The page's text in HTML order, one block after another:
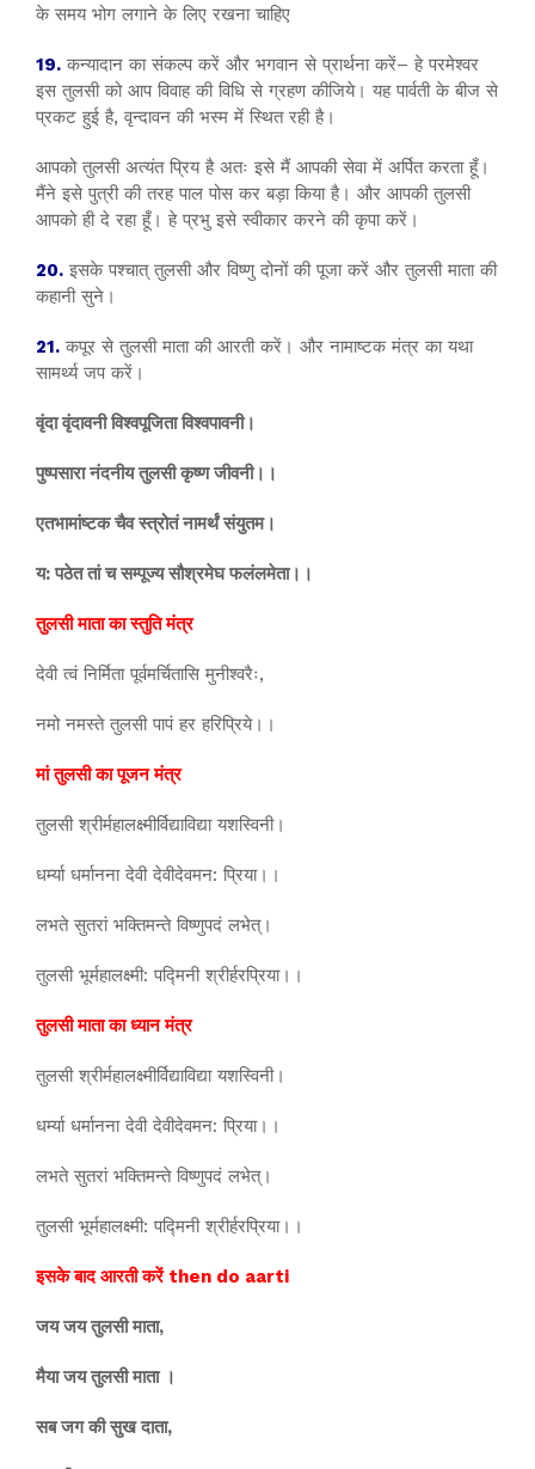
के समय भोग लगाने के लिए रखना चाहिए
19. कन्यादान का संकल्प करें और भगवान से प्रार्थना करें– हे परमेश्वर
इस तुलसी को आप विवाह की विधि से ग्रहण कीजिये। यह पार्वती के बीज से
प्रकट हुई है, वृन्दावन की भस्म में स्थित रही है।
आपको तुलसी अत्यंत प्रिय है अतः इसे मैं आपकी सेवा में अर्पित करता हूँ।
मैंने इसे पुत्री की तरह पाल पोस कर बड़ा किया है। और आपकी तुलसी
आपको ही दे रहा हूँ। हे प्रभु इसे स्वीकार करने की कृपा करें।
20. इसके पश्चात् तुलसी और विष्णु दोनों की पूजा करें और तुलसी माता की
कहानी सुने।
21. कपूर से तुलसी माता की आरती करें। और नामाष्टक मंत्र का यथा
सामर्थ्य जप करें।
वृंदा वृंदावनी विश्वपूजिता विश्वपावनी।
पुष्पसारा नंदनीय तुलसी कृष्ण जीवनी।।
एतभामांष्टक चैव स्त्रोतं नामर्थं संयुतम।
य: पठेत तां च सम्पूज्य सौश्रमेघ फलंलमेता।।
तुलसी माता का स्तुति मंत्र
देवी त्वं निर्मिता पूर्वमर्चितासि मुनीश्वरैः,
नमो नमस्ते तुलसी पापं हर हरिप्रिये।।
मां तुलसी का पूजन मंत्र
तुलसी श्रीर्महालक्ष्मीर्विद्याविद्या यशस्विनी।
धर्म्या धर्मानना देवी देवीदेवमन: प्रिया।।
लभते सुतरां भक्तिमन्ते विष्णुपदं लभेत्।
तुलसी भूर्महालक्ष्मी: पद्मिनी श्रीर्हरप्रिया।।
तुलसी माता का ध्यान मंत्र
तुलसी श्रीर्महालक्ष्मीर्विद्याविद्या यशस्विनी।
धर्म्या धर्मानना देवी देवीदेवमन: प्रिया।।
लभते सुतरां भक्तिमन्ते विष्णुपदं लभेत्।
तुलसी भूर्महालक्ष्मी: पद्मिनी श्रीर्हरप्रिया।।
इसके बाद आरती करें then do aarti
जय जय तुलसी माता,
मैया जय तुलसी माता ।
सब जग की सुख दाता,